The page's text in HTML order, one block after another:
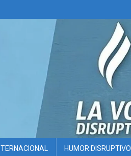
HUMOR DISRUPTIVO